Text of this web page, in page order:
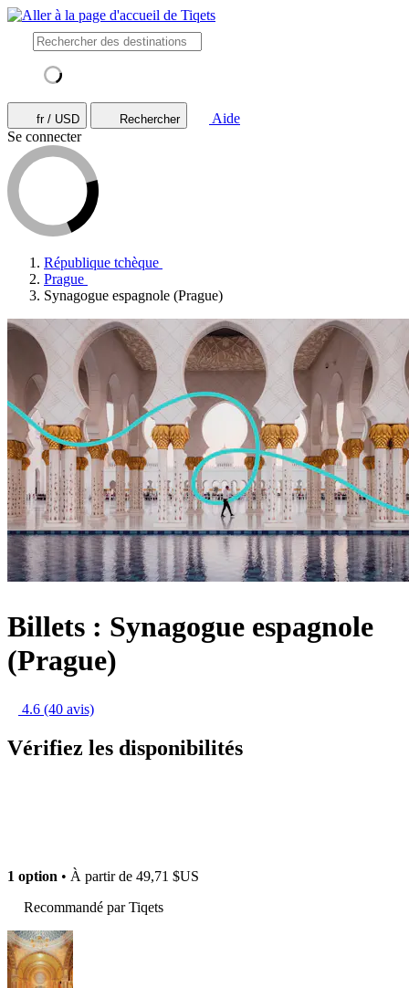
fr / USD Rechercher
Aide
Se connecter
République tchèque
Prague
Synagogue espagnole (Prague)
Billets : Synagogue espagnole
(Prague)
4.6 (40 avis)
Vérifiez les disponibilités
1 option • À partir de 49,71 $US
Recommandé par Tiqets